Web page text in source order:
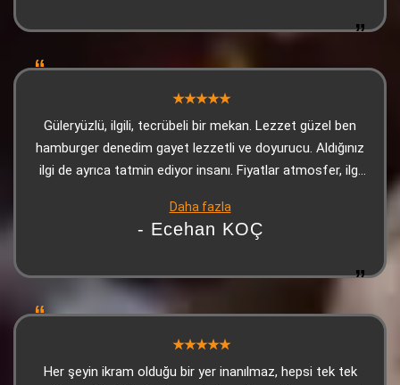
andan itibaren manipüle ettiklerini düşünüyorum
Güleryüzlü, ilgili, tecrübeli bir mekan. Lezzet güzel ben
hamburger denedim gayet lezzetli ve doyurucu. Aldığınız
ilgi de ayrıca tatmin ediyor insanı. Fiyatlar atmosfer, ilgi
Dede Kebap. Adana'ya her geldiğimde uğradığım yer artık
Daha fazla
- Ecehan KOÇ
Her şeyin ikram olduğu bir yer inanılmaz, hepsi tek tek